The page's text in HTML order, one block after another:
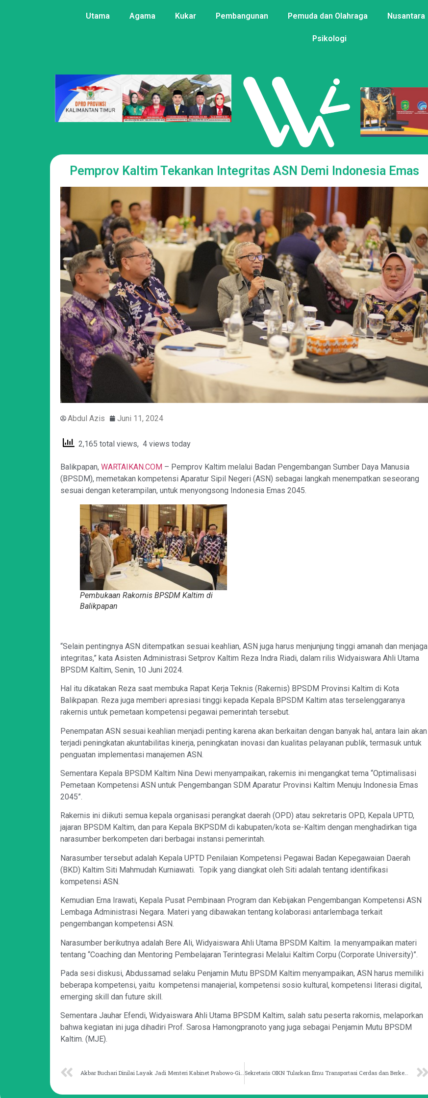
Utama Agama Kukar Pembangunan Pemuda dan Olahraga Nusantara
Psikologi
Pemprov Kaltim Tekankan Integritas ASN Demi Indonesia Emas
Abdul Azis Juni 11, 2024
2,165 total views, 4 views today
Balikpapan, WARTAIKAN.COM – Pemprov Kaltim melalui Badan Pengembangan Sumber Daya Manusia
(BPSDM), memetakan kompetensi Aparatur Sipil Negeri (ASN) sebagai langkah menempatkan seseorang
sesuai dengan keterampilan, untuk menyongsong Indonesia Emas 2045.
Pembukaan Rakornis BPSDM Kaltim di
Balikpapan
“Selain pentingnya ASN ditempatkan sesuai keahlian, ASN juga harus menjunjung tinggi amanah dan menjaga
integritas,” kata Asisten Administrasi Setprov Kaltim Reza Indra Riadi, dalam rilis Widyaiswara Ahli Utama
BPSDM Kaltim, Senin, 10 Juni 2024.
Hal itu dikatakan Reza saat membuka Rapat Kerja Teknis (Rakernis) BPSDM Provinsi Kaltim di Kota
Balikpapan. Reza juga memberi apresiasi tinggi kepada Kepala BPSDM Kaltim atas terselenggaranya
rakernis untuk pemetaan kompetensi pegawai pemerintah tersebut.
Penempatan ASN sesuai keahlian menjadi penting karena akan berkaitan dengan banyak hal, antara lain akan
terjadi peningkatan akuntabilitas kinerja, peningkatan inovasi dan kualitas pelayanan publik, termasuk untuk
penguatan implementasi manajemen ASN.
Sementara Kepala BPSDM Kaltim Nina Dewi menyampaikan, rakernis ini mengangkat tema “Optimalisasi
Pemetaan Kompetensi ASN untuk Pengembangan SDM Aparatur Provinsi Kaltim Menuju Indonesia Emas
2045”.
Rakernis ini diikuti semua kepala organisasi perangkat daerah (OPD) atau sekretaris OPD, Kepala UPTD,
jajaran BPSDM Kaltim, dan para Kepala BKPSDM di kabupaten/kota se-Kaltim dengan menghadirkan tiga
narasumber berkompeten dari berbagai instansi pemerintah.
Narasumber tersebut adalah Kepala UPTD Penilaian Kompetensi Pegawai Badan Kepegawaian Daerah
(BKD) Kaltim Siti Mahmudah Kurniawati. Topik yang diangkat oleh Siti adalah tentang identifikasi
kompetensi ASN.
Kemudian Erna Irawati, Kepala Pusat Pembinaan Program dan Kebijakan Pengembangan Kompetensi ASN
Lembaga Administrasi Negara. Materi yang dibawakan tentang kolaborasi antarlembaga terkait
pengembangan kompetensi ASN.
Narasumber berikutnya adalah Bere Ali, Widyaiswara Ahli Utama BPSDM Kaltim. Ia menyampaikan materi
tentang “Coaching dan Mentoring Pembelajaran Terintegrasi Melalui Kaltim Corpu (Corporate University)”.
Pada sesi diskusi, Abdussamad selaku Penjamin Mutu BPSDM Kaltim menyampaikan, ASN harus memiliki
beberapa kompetensi, yaitu kompetensi manajerial, kompetensi sosio kultural, kompetensi literasi digital,
emerging skill dan future skill.
Sementara Jauhar Efendi, Widyaiswara Ahli Utama BPSDM Kaltim, salah satu peserta rakornis, melaporkan
bahwa kegiatan ini juga dihadiri Prof. Sarosa Hamongpranoto yang juga sebagai Penjamin Mutu BPSDM
Kaltim. (MJE).
Akbar Buchari Dinilai Layak Jadi Menteri Kabinet Prabowo-Gibran Sekretaris OIKN Tularkan Ilmu Transportasi Cerdas dan Berkelanjutan